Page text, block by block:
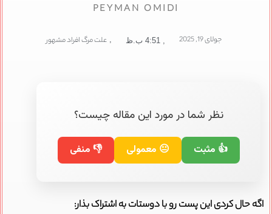
PEYMAN OMIDI
جولای 19, 2025 4:51 ب.ظ , علت مرگ افراد مشهور
نظر شما در مورد این مقاله چیست؟
👍 مثبت 😐 معمولی 👎 منفی
اگه حال کردی این پست رو با دوستات به اشتراک بذار: